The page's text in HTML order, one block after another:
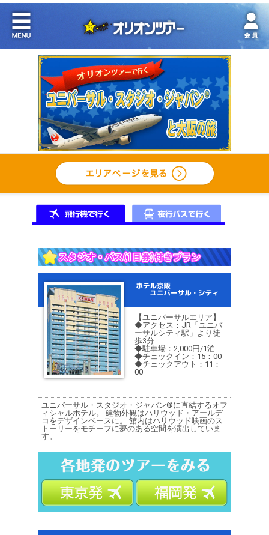
【ユニバーサルエリア】
◆アクセス：JR「ユニバ
ーサルシティ駅」より徒
歩3分
◆駐車場：2,000円/1泊
◆チェックイン：15：00
◆チェックアウト：11：
00
ユニバーサル・スタジオ・ジャパン®に直結するオフ
ィシャルホテル。 建物外観はハリウッド・アールデ
コをデザインベースに。 館内はハリウッド映画のス
トーリーをモチーフに夢のある空間を演出していま
す。